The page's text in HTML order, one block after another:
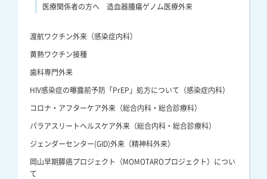
医療関係者の方へ 造血器腫瘍ゲノム医療外来
渡航ワクチン外来（感染症内科）
黄熱ワクチン接種
歯科専門外来
HIV感染症の曝露前予防「PrEP」処方について（感染症内科）
コロナ・アフターケア外来（総合内科・総合診療科）
パラアスリートヘルスケア外来（総合内科・総合診療科）
ジェンダーセンター(GID)外来（精神科外来）
岡山早期膵癌プロジェクト（MOMOTAROプロジェクト）につい
て